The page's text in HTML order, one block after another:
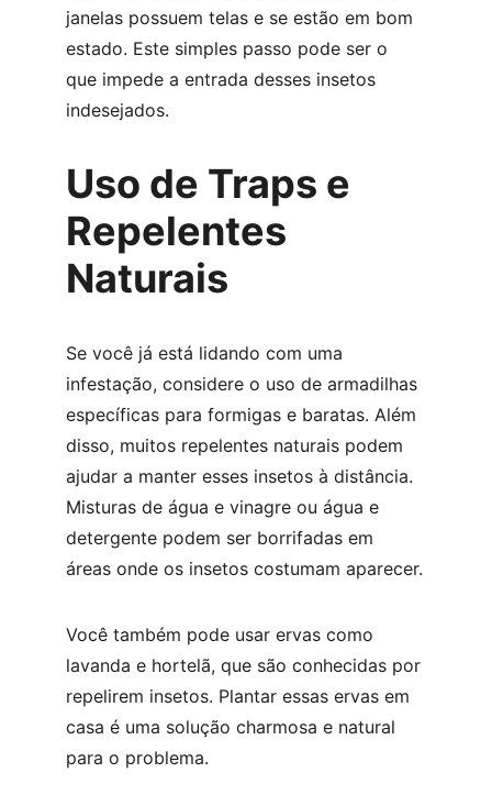
janelas possuem telas e se estão em bom
estado. Este simples passo pode ser o
que impede a entrada desses insetos
indesejados.
Uso de Traps e
Repelentes
Naturais
Se você já está lidando com uma
infestação, considere o uso de armadilhas
específicas para formigas e baratas. Além
disso, muitos repelentes naturais podem
ajudar a manter esses insetos à distância.
Misturas de água e vinagre ou água e
detergente podem ser borrifadas em
áreas onde os insetos costumam aparecer.
Você também pode usar ervas como
lavanda e hortelã, que são conhecidas por
repelirem insetos. Plantar essas ervas em
casa é uma solução charmosa e natural
para o problema.